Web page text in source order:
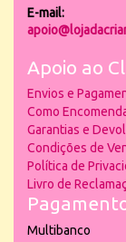
E-mail:
Apoio ao
Envios e
Como
Garantias e
Condições de
Política de
Livro de
Multibanco